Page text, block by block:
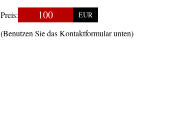
Preis:
100 EUR
(Benutzen Sie das Kontaktformular unten)